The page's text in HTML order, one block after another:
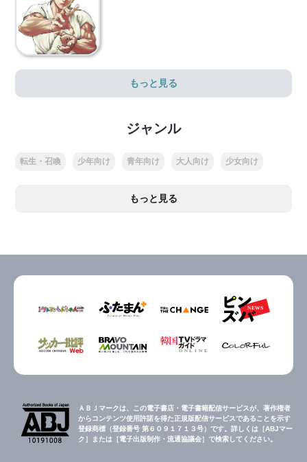
もっと見る
ジャンル
転生・召喚 少年向け 青年向け 大人向け 少女向け
もっと見る
ＡＢＪマークは、この電子書店・電子書籍配信サービスが、著作権者
からコンテンツ使用許諾を得た正規版配信サービスであることを示す
登録商標（登録番号 第６０９１７１３号）です。詳しくは［ABJマー
ク］または［電子出版制作・流通協議会］で検索してください。